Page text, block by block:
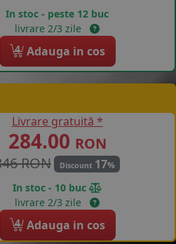
In stoc - peste 12 buc
livrare 2/3 zile
4 Adauga in cos
Livrare gratuită *
284.00 RON
RON
Discount 17%
In stoc - 10 buc
livrare 2/3 zile
4 Adauga in cos